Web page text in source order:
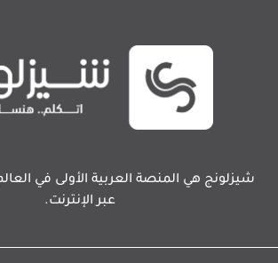
شيزلونج هي المنصة العربية الأولى في
عبر الإنترنت.